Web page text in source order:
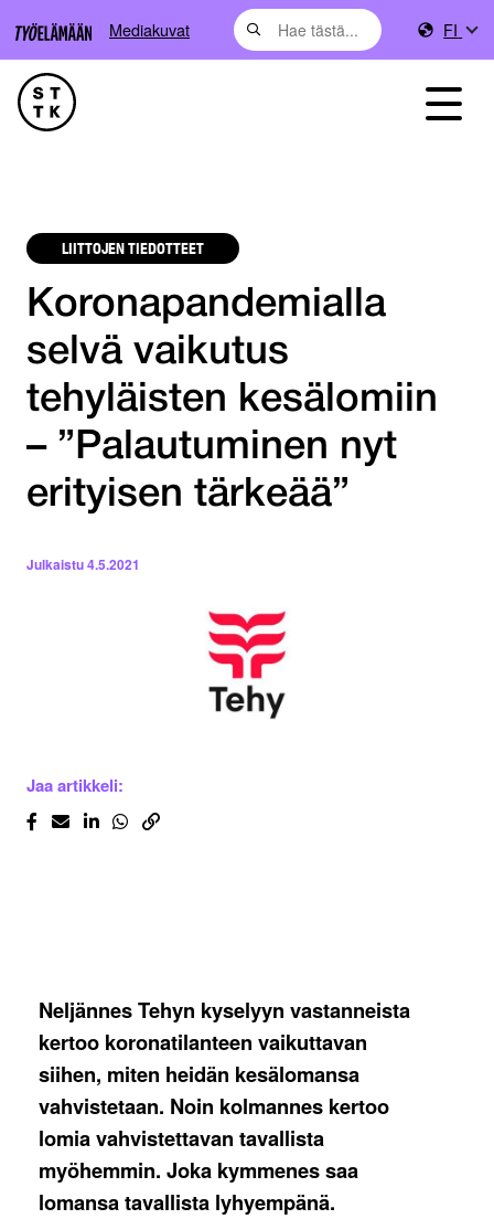
Mediakuvat FI
LIITTOJEN TIEDOTTEET
Koronapandemialla
selvä vaikutus
tehyläisten kesälomiin
– ”Palautuminen nyt
erityisen tärkeää”
Julkaistu4.5.2021
Jaa artikkeli:
Neljännes Tehyn kyselyyn vastanneista
kertoo koronatilanteen vaikuttavan
siihen, miten heidän kesälomansa
vahvistetaan. Noin kolmannes kertoo
lomia vahvistettavan tavallista
myöhemmin. Joka kymmenes saa
lomansa tavallista lyhyempänä.